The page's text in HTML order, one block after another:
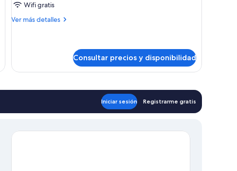
camas
Wifi gratis
Ver más detalles
Más
varias
Consultar precios y disponibilidad
Iniciar sesión Registrarme gratis